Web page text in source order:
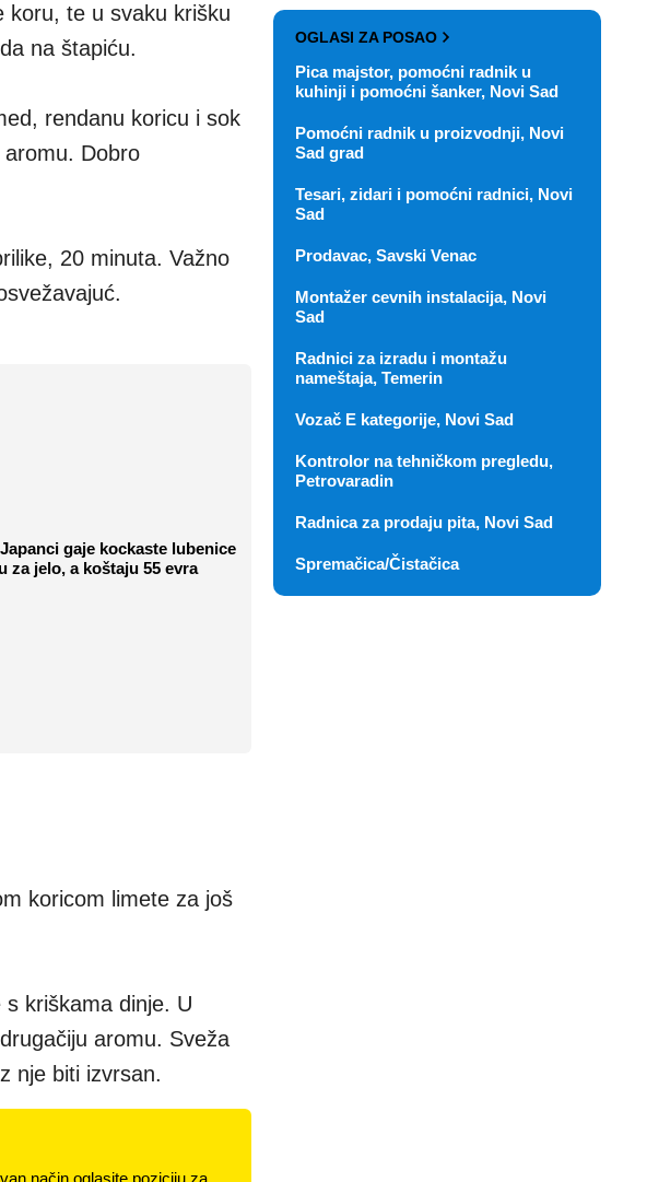
koru, te u svaku krišku
na štapiću.
rendanu koricu i sok
Dobro
20 minuta. Važno
gaje kockaste lubenice
za jelo, a koštaju 55 evra
koricom limete za još
kriškama dinje. U
aromu. Sveža
nje biti izvrsan.
način oglasite poziciju za
OGLASI ZA POSAO
Pica majstor, pomoćni radnik u
kuhinji i pomoćni šanker, Novi Sad
Pomoćni radnik u proizvodnji, Novi
Sad grad
Tesari, zidari i pomoćni radnici, Novi
Sad
Prodavac, Savski Venac
Montažer cevnih instalacija, Novi
Sad
Radnici za izradu i montažu
nameštaja, Temerin
Vozač E kategorije, Novi Sad
Kontrolor na tehničkom pregledu,
Petrovaradin
Radnica za prodaju pita, Novi Sad
Spremačica/Čistačica